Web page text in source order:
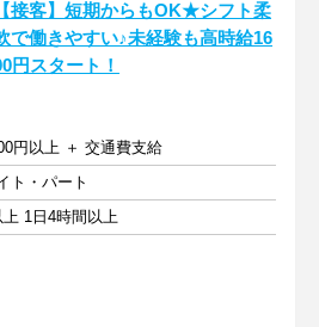
【接客】短期からもOK★シフト柔
で働きやすい♪未経験も高時給16
円スタート！
円以上 ＋ 交通費支給
ト・パート
1日4時間以上